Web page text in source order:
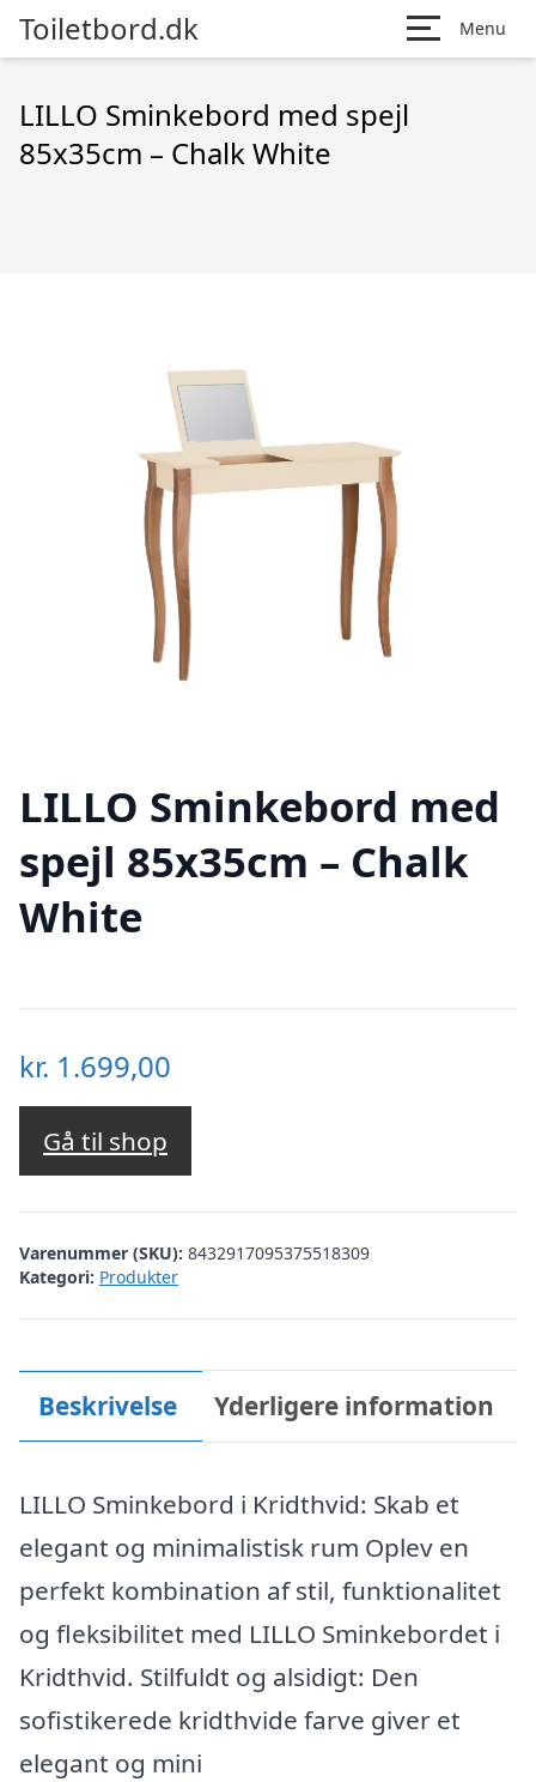
Toiletbord.dk Menu
LILLO Sminkebord med spejl
85x35cm – Chalk White
LILLO Sminkebord med
spejl 85x35cm – Chalk
White
kr. 1.699,00
Gå til shop
Varenummer (SKU): 8432917095375518309
Kategori: Produkter
Beskrivelse Yderligere information
LILLO Sminkebord i Kridthvid: Skab et
elegant og minimalistisk rum Oplev en
perfekt kombination af stil, funktionalitet
og fleksibilitet med LILLO Sminkebordet i
Kridthvid. Stilfuldt og alsidigt: Den
sofistikerede kridthvide farve giver et
elegant og mini